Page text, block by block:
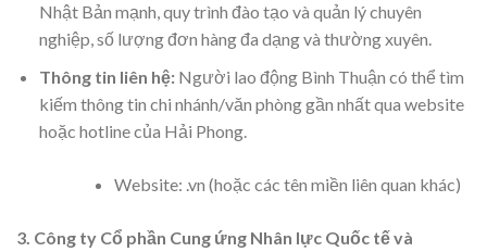
Nhật Bản mạnh, quy trình đào tạo và quản lý chuyên
nghiệp, số lượng đơn hàng đa dạng và thường xuyên.
Thông tin liên hệ:Người lao động Bình Thuận có thể tìm
kiếm thông tin chi nhánh/văn phòng gần nhất qua website
hoặc hotline của Hải Phong.
Website: .vn (hoặc các tên miền liên quan khác)
3. Công ty Cổ phần Cung ứng Nhân lực Quốc tế và